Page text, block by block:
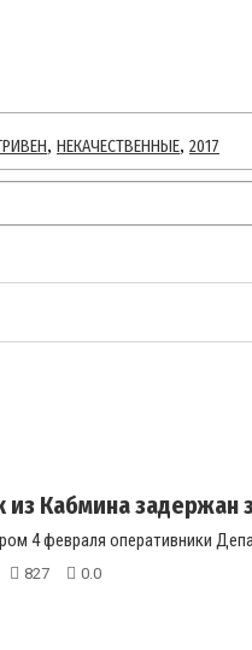
, НЕКАЧЕСТВЕННЫЕ, 2017
из Кабмина задержан
4 февраля оперативники
827 0.0